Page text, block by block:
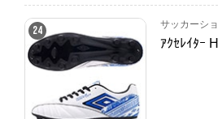
24 サッカーシ
ｱｸｾﾚｲﾀｰ